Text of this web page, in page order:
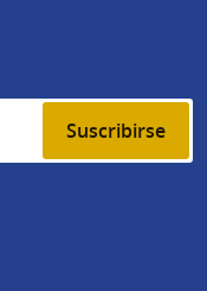
Suscribirse